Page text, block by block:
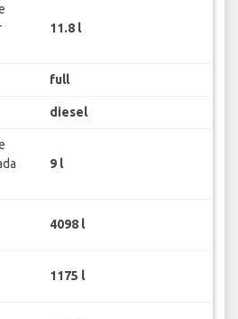
11.8 l
full
diesel
9 l
4098 l
1175 l